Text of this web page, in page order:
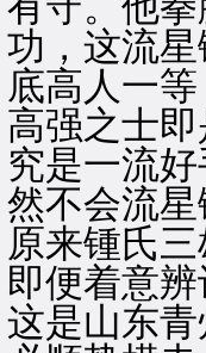
功，这流
底高人一
高强之士
究是一流
然不会流
原来锺氏
即便着意
这是山东